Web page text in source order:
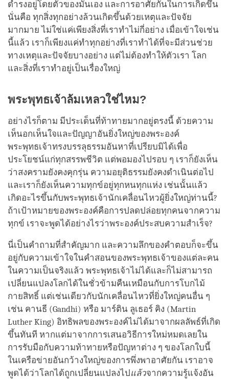
ดำรงอยู่โดยตัวของมันเอง และการอาศัยกันในการเกิดขึ้น
นั่นคือ ทุกสิ่งทุกอย่างล้วนเกิดขึ้นด้วยเหตุและปัจจัย
มากมาย ไม่ใช่แค่เพียงสิ่งที่เราทำไม่กี่อย่าง เมื่อเข้าใจเช่น
นี้แล้ว เราก็เพียงแค่ทำทุกอย่างที่เราทำได้ที่จะมีส่วนช่วย
ทางเหตุและปัจจัยบางอย่าง แต่ไม่ต้องทำให้ตัวเรา โลก
และสิ่งที่เราทำอยู่เป็นเรื่องใหญ่
พระพุทธเจ้าล้มเหลวใช่ไหม?
อย่างไรก็ตาม มีประเด็นที่ท้าทายมากอยู่ตรงนี้ ด้วยความ
เห็นอกเห็นใจและปัญญาอันยิ่งใหญ่ของพระองค์
พระพุทธเจ้าทรงบรรลุธรรมอันหาที่เปรียบมิได้เพื่อ
ประโยชน์แก่ทุกสรรพชีวิต แต่พอมองไปรอบ ๆ เราก็ยังเห็น
ว่าสงครามยังคงคุกรุ่น ความอยุติธรรมยังคงดำเนินต่อไป
และเราก็ยังเห็นความทุกข์อยู่ทุกหนทุกแห่ง เช่นนั้นแล้ว
เกิดอะไรขึ้นกับพระพุทธเจ้านักเคลื่อนไหวผู้ยิ่งใหญ่ท่านนี้?
ถ้าเป้าหมายของพระองค์คือการปลดปล่อยทุกคนจากความ
ทุกข์ เราจะพูดได้อย่างไรว่าพระองค์ประสบความสำเร็จ?
นี่เป็นคำถามที่สำคัญมาก และความลึกของคำตอบก็จะขึ้น
อยู่กับความเข้าใจในคำสอนของพระพุทธเจ้าของแต่ละคน
ในความเป็นจริงแล้ว พระพุทธเจ้าไม่ได้และก็ไม่สามารถ
เปลี่ยนแปลงโลกได้ในชั่วข้ามคืนเหมือนกับการโบกไม้
กายสิทธิ์ แต่เช่นเดียวกับนักเคลื่อนไหวที่ยิ่งใหญ่คนอื่น ๆ
เช่น คานธี (Gandhi) หรือ มาร์ติน ลูเธอร์ คิง (Martin
Luther King) อิทธิพลของพระองค์ไม่ได้มาจากผลลัพธ์ที่เกิด
ขึ้นทันที หากแต่มาจากการเสนอวิธีการใหม่หมดเลยใน
การรับมือกับความท้าทายหรือปัญหาต่าง ๆ ของโลกใบนี้
ในเครือข่ายอันกว้างใหญ่ของการพึ่งพาอาศัยกัน เราอาจ
พูดได้ว่าโลกได้ถูกเปลี่ยนแปลงไป แล้วจากความรู้แจ้งอัน